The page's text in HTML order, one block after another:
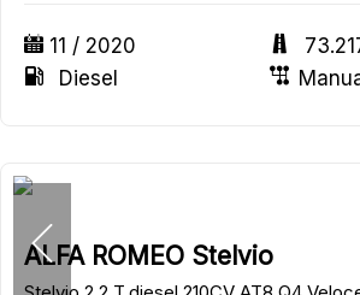
11 / 2020
Diesel
ALFA ROMEO Stelvio